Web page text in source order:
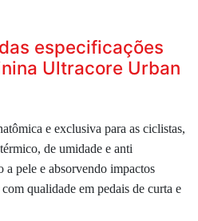
especificações
Ultracore Urban
e exclusiva para as ciclistas,
de umidade e anti
a pele e absorvendo impactos
qualidade em pedais de curta e